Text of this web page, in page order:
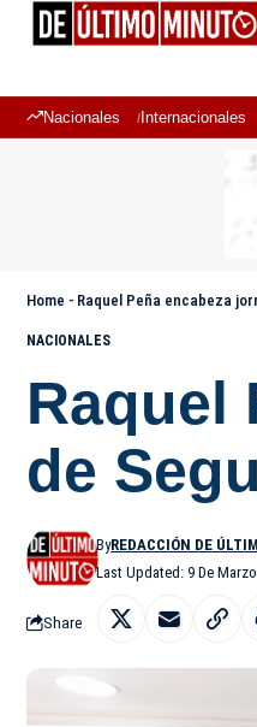
Nacionales Internacionales
Home - Raquel Peña encabeza
NACIONALES
Raquel
de
Last Updated: 9 De Marzo
ByREDACCIÓN DE
Share